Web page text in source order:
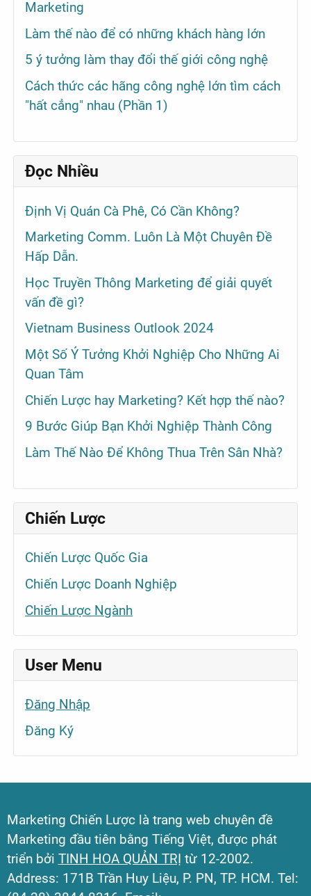
Marketing
Làm thế nào để có những khách hàng lớn
5 ý tưởng làm thay đổi thế giới công nghệ
Cách thức các hãng công nghệ lớn tìm cách
"hất cẳng" nhau (Phần 1)
Đọc Nhiều
Định Vị Quán Cà Phê, Có Cần Không?
Marketing Comm. Luôn Là Một Chuyên Đề
Hấp Dẫn.
Học Truyền Thông Marketing để giải quyết
vấn đề gì?
Vietnam Business Outlook 2024
Một Số Ý Tưởng Khởi Nghiệp Cho Những Ai
Quan Tâm
Chiến Lược hay Marketing? Kết hợp thế nào?
9 Bước Giúp Bạn Khởi Nghiệp Thành Công
Làm Thế Nào Để Không Thua Trên Sân Nhà?
Chiến Lược
Chiến Lược Quốc Gia
Chiến Lược Doanh Nghiệp
Chiến Lược Ngành
User Menu
Đăng Nhập
Đăng Ký
Marketing Chiến Lược là trang web chuyên đề
Marketing đầu tiên bằng Tiếng Việt, được phát
triển bởi TINH HOA QUẢN TRỊ từ 12-2002.
Address: 171B Trần Huy Liệu, P. PN, TP. HCM. Tel: